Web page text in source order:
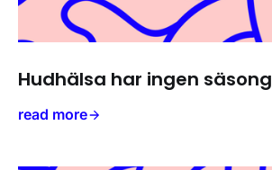
Hudhälsa har ingen säsong
read more